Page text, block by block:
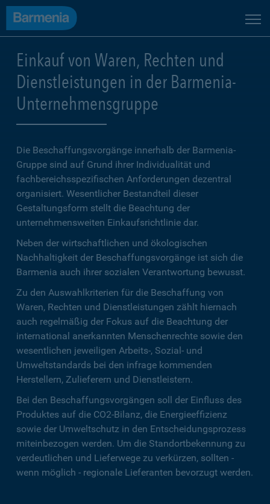
Einkauf von Waren, Rechten und
Dienstleistungen in der Barmenia-
Unternehmensgruppe
Die Beschaffungsvorgänge innerhalb der Barmenia-
Gruppe sind auf Grund ihrer Individualität und
fachbereichsspezifischen Anforderungen dezentral
organisiert. Wesentlicher Bestandteil dieser
Gestaltungsform stellt die Beachtung der
unternehmensweiten Einkaufsrichtlinie dar.
Neben der wirtschaftlichen und ökologischen
Nachhaltigkeit der Beschaffungsvorgänge ist sich die
Barmenia auch ihrer sozialen Verantwortung bewusst.
Zu den Auswahlkriterien für die Beschaffung von
Waren, Rechten und Dienstleistungen zählt hiernach
auch regelmäßig der Fokus auf die Beachtung der
international anerkannten Menschenrechte sowie den
wesentlichen jeweiligen Arbeits-, Sozial- und
Umweltstandards bei den infrage kommenden
Herstellern, Zulieferern und Dienstleistern.
Bei den Beschaffungsvorgängen soll der Einfluss des
Produktes auf die CO2-Bilanz, die Energieeffizienz
sowie der Umweltschutz in den Entscheidungsprozess
miteinbezogen werden. Um die Standortbekennung zu
verdeutlichen und Lieferwege zu verkürzen, sollten -
wenn möglich - regionale Lieferanten bevorzugt werden.